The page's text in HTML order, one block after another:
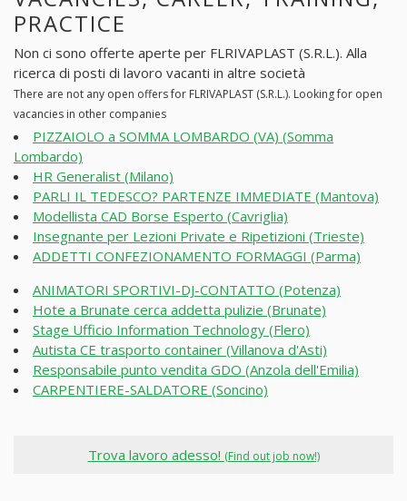
PRACTICE
Non ci sono offerte aperte per FLRIVAPLAST (S.R.L.). Alla
ricerca di posti di lavoro vacanti in altre società
There are not any open offers for FLRIVAPLAST (S.R.L.). Looking for open
vacancies in other companies
PIZZAIOLO a SOMMA LOMBARDO (VA) (Somma
Lombardo)
HR Generalist (Milano)
PARLI IL TEDESCO? PARTENZE IMMEDIATE (Mantova)
Modellista CAD Borse Esperto (Cavriglia)
Insegnante per Lezioni Private e Ripetizioni (Trieste)
ADDETTI CONFEZIONAMENTO FORMAGGI (Parma)
ANIMATORI SPORTIVI-DJ-CONTATTO (Potenza)
Hote a Brunate cerca addetta pulizie (Brunate)
Stage Ufficio Information Technology (Flero)
Autista CE trasporto container (Villanova d'Asti)
Responsabile punto vendita GDO (Anzola dell'Emilia)
CARPENTIERE-SALDATORE (Soncino)
Trova lavoro adesso! (Find out job now!)